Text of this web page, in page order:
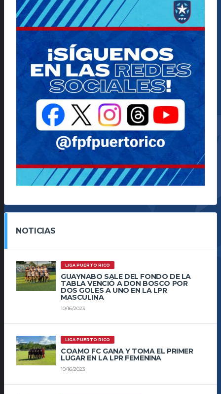
NOTICIAS
LIGA PUERTO RICO
GUAYNABO SALE DEL FONDO DE LA
TABLA VENCIÓ A DON BOSCO POR
DOS GOLES A UNO EN LA LPR
MASCULINA
10/16/2023
LIGA PUERTO RICO
COAMO FC GANA Y TOMA EL PRIMER
LUGAR EN LA LPR FEMENINA
10/16/2023